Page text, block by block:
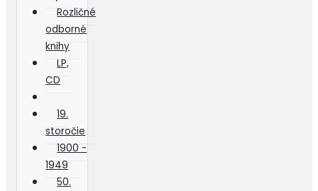
Rozličné
odborné
knihy
LP,
CD
19.
storočie
1900 -
1949
50.